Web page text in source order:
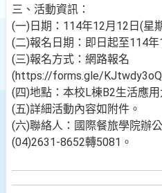
三、活動資訊：
(一)日期：114年12月12日(星
(二)報名日期：即日起至114年
(三)報名方式：網路報名
(https://forms.gle/
(四)地點：本校L棟B2生活應
(五)詳細活動內容如附件。
(六)聯絡人：國際餐旅學院辦
(04)2631-8652轉5081。